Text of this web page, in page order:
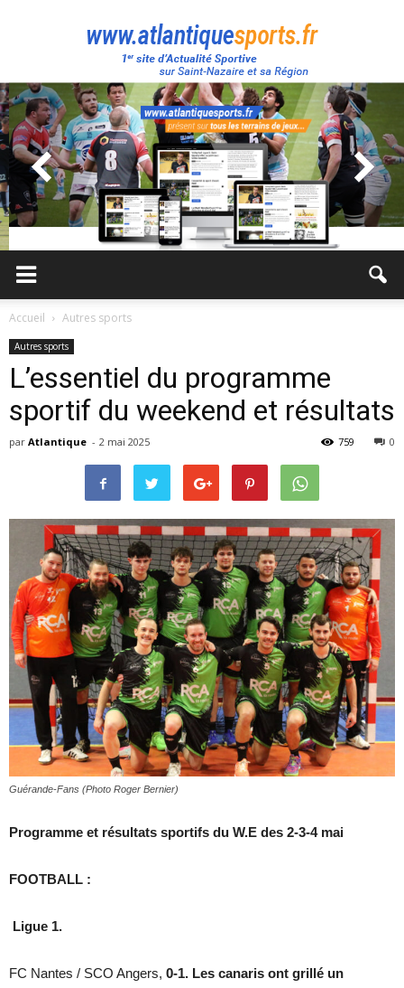
Atlantique
Sport
Accueil Autres sports
Autres sports
L’essentiel du programme
sportif du weekend et résultats
par Atlantique - 2 mai 2025 0
759
Guérande-Fans (Photo Roger Bernier)
Programme et résultats sportifs du W.E des 2-3-4 mai
FOOTBALL :
Ligue 1.
FC Nantes / SCO Angers, 0-1. Les canaris ont grillé un